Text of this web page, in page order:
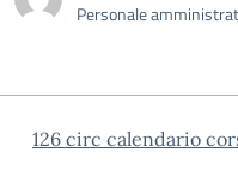
Personale
126 circ calendario